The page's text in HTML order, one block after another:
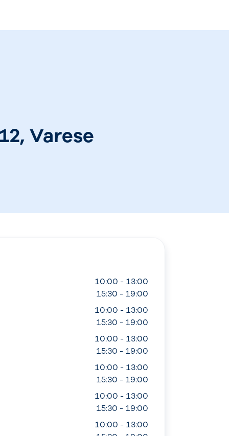
Varese
10:00 - 13:00
15:30 - 19:00
10:00 - 13:00
15:30 - 19:00
10:00 - 13:00
15:30 - 19:00
10:00 - 13:00
15:30 - 19:00
10:00 - 13:00
15:30 - 19:00
10:00 - 13:00